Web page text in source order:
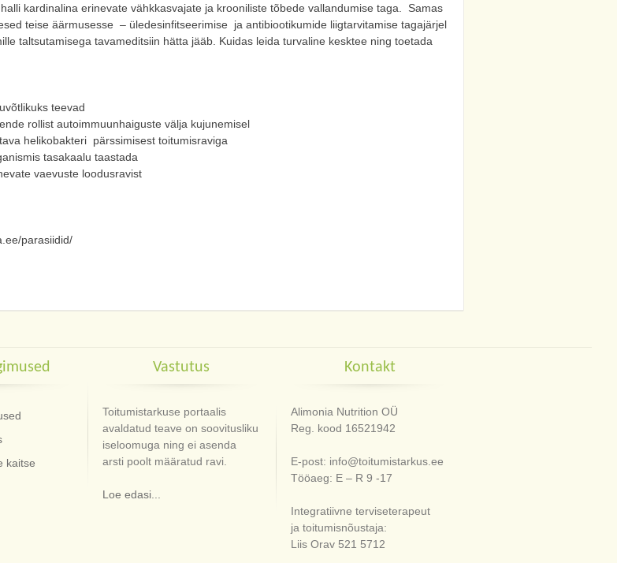
kardinalina erinevate vähkkasvajate ja krooniliste tõbede vallandumise taga. Samas
teise äärmusesse – üledesinfitseerimise ja antibiootikumide liigtarvitamise tagajärjel
taltsutamisega tavameditsiin hätta jääb. Kuidas leida turvaline kesktee ning toetada
teevad
rollist autoimmuunhaiguste välja kujunemisel
helikobakteri pärssimisest toitumisraviga
tasakaalu taastada
vaevuste loodusravist
parasiidid/
kaitse
Vastutus
Toitumistarkuse portaalis
avaldatud teave on soovitusliku
iseloomuga ning ei asenda
arsti poolt määratud ravi.
Loe edasi...
Kontakt
Alimonia Nutrition OÜ
Reg. kood 16521942
E-post: info@toitumistarkus.ee
Tööaeg: E – R 9 -17
Integratiivne terviseterapeut
ja toitumisnõustaja:
Liis Orav 521 5712